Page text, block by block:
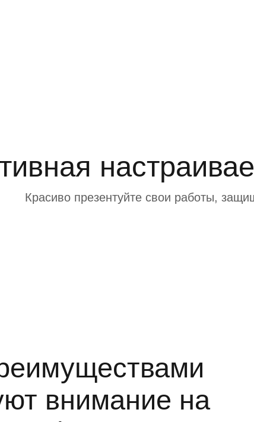
Красиво презентуйте свои работы,
внимание на